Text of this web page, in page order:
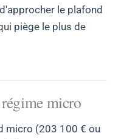
le plafond
piège le plus de
micro
micro (203 100 € ou